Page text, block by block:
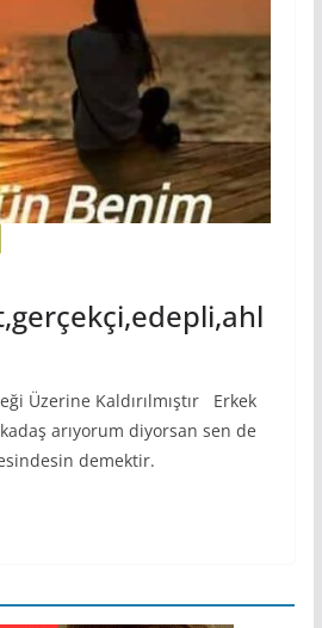
Üzerine Kaldırılmıştır Erkek
arıyorum diyorsan sen de
demektir.